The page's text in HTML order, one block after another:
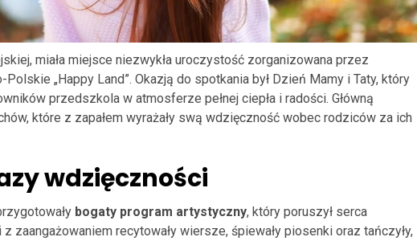
miała miejsce niezwykła uroczystość zorganizowana przez
„Happy Land”. Okazją do spotkania był Dzień Mamy i Taty, który
przedszkola w atmosferze pełnej ciepła i radości. Główną
które z zapałem wyrażały swą wdzięczność wobec rodziców za ich
wdzięczności
bogaty program artystyczny, który poruszył serca
zaangażowaniem recytowały wiersze, śpiewały piosenki oraz tańczyły,